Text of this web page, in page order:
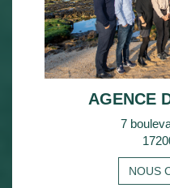
AGENCE
7
NOUS